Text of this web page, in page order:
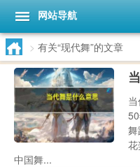
网站导航
> 有关“现代舞”的文章
中国舞...